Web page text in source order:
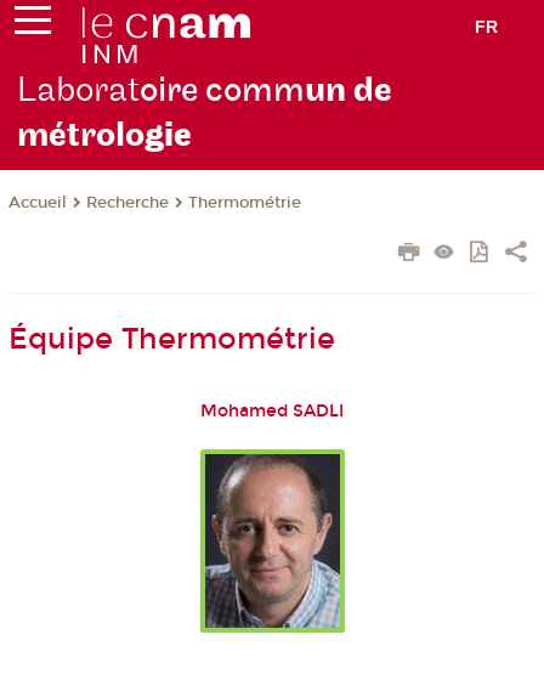
FR
Laboratoire commun de
métrologie
Accueil Recherche Thermométrie
Équipe Thermométrie
Mohamed SADLI